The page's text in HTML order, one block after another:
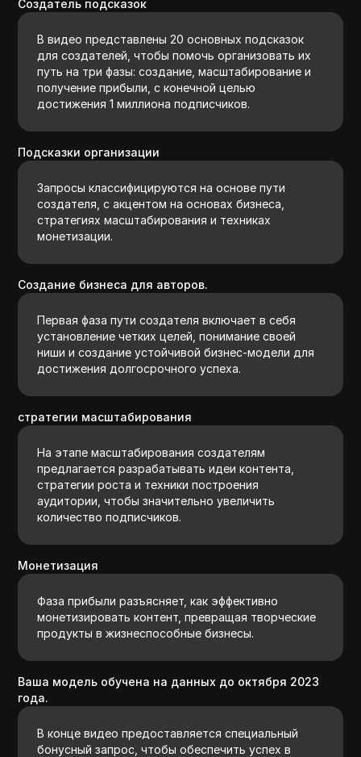
Создатель подсказок
В видео представлены 20 основных подсказок
для создателей, чтобы помочь организовать их
путь на три фазы: создание, масштабирование и
получение прибыли, с конечной целью
достижения 1 миллиона подписчиков.
Подсказки организации
Запросы классифицируются на основе пути
создателя, с акцентом на основах бизнеса,
стратегиях масштабирования и техниках
монетизации.
Создание бизнеса для авторов.
Первая фаза пути создателя включает в себя
установление четких целей, понимание своей
ниши и создание устойчивой бизнес-модели для
достижения долгосрочного успеха.
стратегии масштабирования
На этапе масштабирования создателям
предлагается разрабатывать идеи контента,
стратегии роста и техники построения
аудитории, чтобы значительно увеличить
количество подписчиков.
Монетизация
Фаза прибыли разъясняет, как эффективно
монетизировать контент, превращая творческие
продукты в жизнеспособные бизнесы.
Ваша модель обучена на данных до октября 2023
года.
В конце видео предоставляется специальный
бонусный запрос, чтобы обеспечить успех в